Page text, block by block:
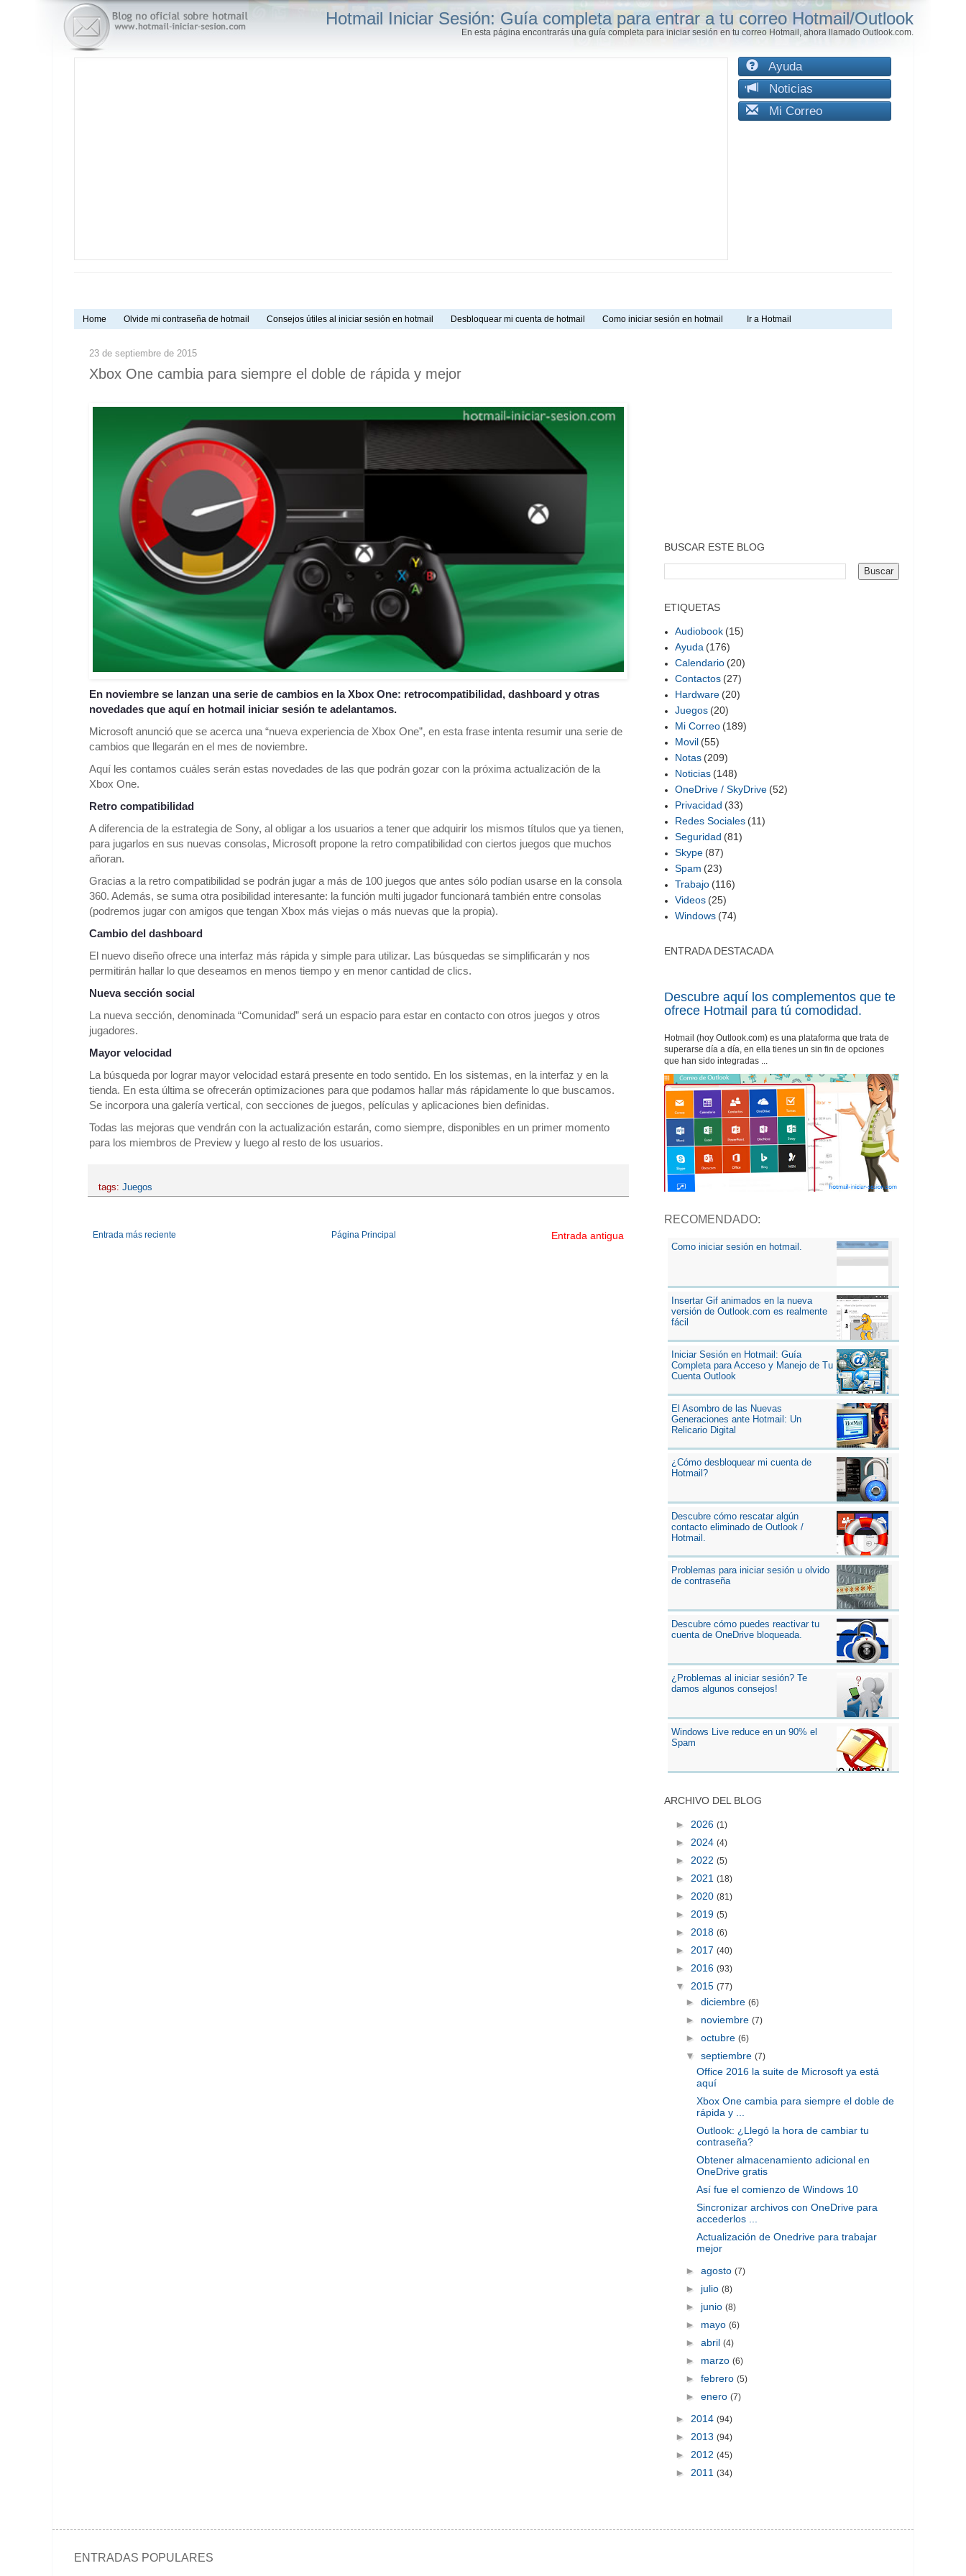
Hotmail Iniciar Sesión: Guía completa para entrar a tu correo Hotmail/Outlook
En esta página encontrarás una guía completa para iniciar sesión en tu correo Hotmail, ahora llamado Outlook.com.
Ayuda
Noticias
Mi Correo
Home Olvide mi contraseña de hotmail Consejos útiles al iniciar sesión en hotmail Desbloquear mi cuenta de hotmail Como iniciar sesión en hotmail Ir a Hotmail
23 de septiembre de 2015
Xbox One cambia para siempre el doble de rápida y mejor
En noviembre se lanzan una serie de cambios en la Xbox One: retrocompatibilidad, dashboard y otras
novedades que aquí en hotmail iniciar sesión te adelantamos.
Microsoft anunció que se acerca una “nueva experiencia de Xbox One”, en esta frase intenta resumir una serie de
cambios que llegarán en el mes de noviembre.
Aquí les contamos cuáles serán estas novedades de las que podrán gozar con la próxima actualización de la
Xbox One.
Retro compatibilidad
A diferencia de la estrategia de Sony, al obligar a los usuarios a tener que adquirir los mismos títulos que ya tienen,
para jugarlos en sus nuevas consolas, Microsoft propone la retro compatibilidad con ciertos juegos que muchos
añoran.
Gracias a la retro compatibilidad se podrán jugar a más de 100 juegos que antes sólo podían usarse en la consola
360. Además, se suma otra posibilidad interesante: la función multi jugador funcionará también entre consolas
(podremos jugar con amigos que tengan Xbox más viejas o más nuevas que la propia).
Cambio del dashboard
El nuevo diseño ofrece una interfaz más rápida y simple para utilizar. Las búsquedas se simplificarán y nos
permitirán hallar lo que deseamos en menos tiempo y en menor cantidad de clics.
Nueva sección social
La nueva sección, denominada “Comunidad” será un espacio para estar en contacto con otros juegos y otros
jugadores.
Mayor velocidad
La búsqueda por lograr mayor velocidad estará presente en todo sentido. En los sistemas, en la interfaz y en la
tienda. En esta última se ofrecerán optimizaciones para que podamos hallar más rápidamente lo que buscamos.
Se incorpora una galería vertical, con secciones de juegos, películas y aplicaciones bien definidas.
Todas las mejoras que vendrán con la actualización estarán, como siempre, disponibles en un primer momento
para los miembros de Preview y luego al resto de los usuarios.
tags: Juegos
Entrada más reciente Entrada antigua
Página Principal
BUSCAR ESTE BLOG
ETIQUETAS
Audiobook (15)
Ayuda (176)
Calendario (20)
Contactos (27)
Hardware (20)
Juegos (20)
Mi Correo (189)
Movil (55)
Notas (209)
Noticias (148)
OneDrive / SkyDrive (52)
Privacidad (33)
Redes Sociales (11)
Seguridad (81)
Skype (87)
Spam (23)
Trabajo (116)
Videos (25)
Windows (74)
ENTRADA DESTACADA
Descubre aquí los complementos que te
ofrece Hotmail para tú comodidad.
Hotmail (hoy Outlook.com) es una plataforma que trata de
superarse día a día, en ella tienes un sin fin de opciones
que han sido integradas ...
RECOMENDADO:
Como iniciar sesión en hotmail.
Insertar Gif animados en la nueva
versión de Outlook.com es realmente
fácil
Iniciar Sesión en Hotmail: Guía
Completa para Acceso y Manejo de Tu
Cuenta Outlook
El Asombro de las Nuevas
Generaciones ante Hotmail: Un
Relicario Digital
¿Cómo desbloquear mi cuenta de
Hotmail?
Descubre cómo rescatar algún
contacto eliminado de Outlook /
Hotmail.
Problemas para iniciar sesión u olvido
de contraseña
Descubre cómo puedes reactivar tu
cuenta de OneDrive bloqueada.
¿Problemas al iniciar sesión? Te
damos algunos consejos!
Windows Live reduce en un 90% el
Spam
ARCHIVO DEL BLOG
► 2026 (1)
► 2024 (4)
► 2022 (5)
► 2021 (18)
► 2020 (81)
► 2019 (5)
► 2018 (6)
► 2017 (40)
► 2016 (93)
▼ 2015 (77)
► diciembre (6)
► noviembre (7)
► octubre (6)
▼ septiembre (7)
Office 2016 la suite de Microsoft ya está
aquí
Xbox One cambia para siempre el doble de
rápida y ...
Outlook: ¿Llegó la hora de cambiar tu
contraseña?
Obtener almacenamiento adicional en
OneDrive gratis
Así fue el comienzo de Windows 10
Sincronizar archivos con OneDrive para
accederlos ...
Actualización de Onedrive para trabajar
mejor
► agosto (7)
► julio (8)
► junio (8)
► mayo (6)
► abril (4)
► marzo (6)
► febrero (5)
► enero (7)
► 2014 (94)
► 2013 (94)
► 2012 (45)
► 2011 (34)
ENTRADAS POPULARES